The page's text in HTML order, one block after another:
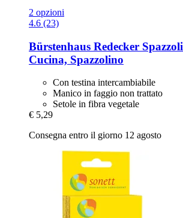
2 opzioni
4.6 (23)
Bürstenhaus Redecker
Cucina, Spazzolino
Con testina intercambiabile
Manico in faggio non trattato
Setole in fibra vegetale
€ 5,29
Consegna entro il giorno 12 agosto